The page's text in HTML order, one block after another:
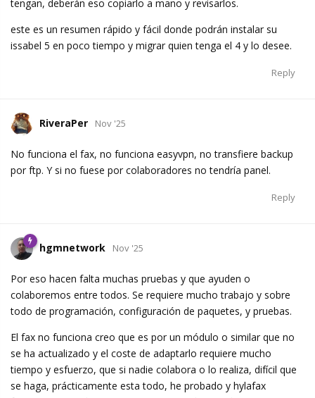
tengan, deberán eso copiarlo a mano y revisarlos.
este es un resumen rápido y fácil donde podrán instalar su
issabel 5 en poco tiempo y migrar quien tenga el 4 y lo desee.
Reply
RiveraPer Nov '25
No funciona el fax, no funciona easyvpn, no transfiere backup
por ftp. Y si no fuese por colaboradores no tendría panel.
Reply
hgmnetwork Nov '25
Por eso hacen falta muchas pruebas y que ayuden o
colaboremos entre todos. Se requiere mucho trabajo y sobre
todo de programación, configuración de paquetes, y pruebas.
El fax no funciona creo que es por un módulo o similar que no
se ha actualizado y el coste de adaptarlo requiere mucho
tiempo y esfuerzo, que si nadie colabora o lo realiza, difícil que
se haga, prácticamente esta todo, he probado y hylafax